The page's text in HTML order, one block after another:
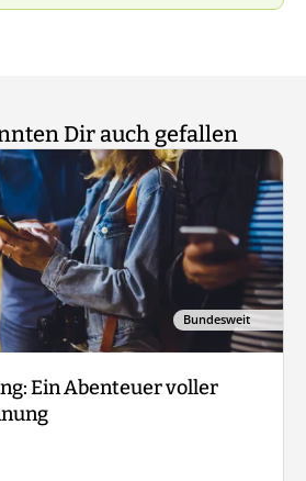
Dir auch gefallen
Bundesweit
Ein Abenteuer voller